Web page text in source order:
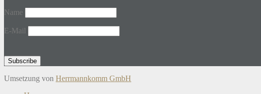
Name
E-Mail
Umsetzung von Herrmannkomm GmbH